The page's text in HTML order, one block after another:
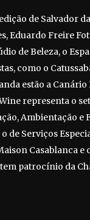
de Salvador
Eduardo Freire
de Beleza, o
como o
estão a
representa o
Ambientação e
de Serviços
Casablanca e
patrocínio da